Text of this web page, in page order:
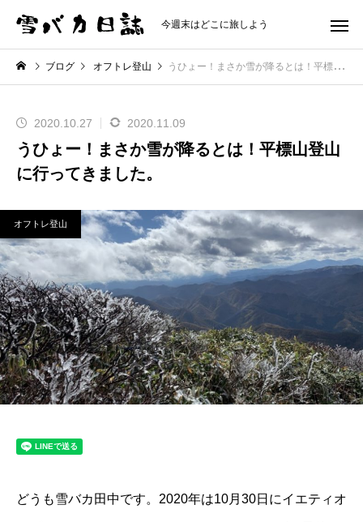
今週末はどこに旅しよう
ブログ オフトレ登山 うひょー！まさか雪が降るとは！平標山登山に行ってきました。
2020.10.27 2020.11.09
うひょー！まさか雪が降るとは！平標山登山
に行ってきました。
オフトレ登山
どうも雪バカ田中です。2020年は10月30日にイエティオ